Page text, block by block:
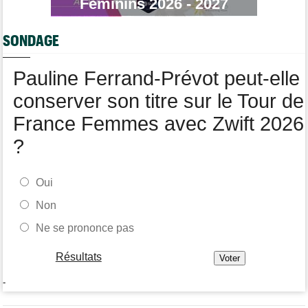
pour 1 an
Felix Gall remporte la 3e étape et prend les commandes du
général
Féminins 2026 - 2027
SONDAGE
Pauline Ferrand-Prévot peut-elle
conserver son titre sur le Tour de
France Femmes avec Zwift 2026
?
Oui
Non
Ne se prononce pas
Résultats
-